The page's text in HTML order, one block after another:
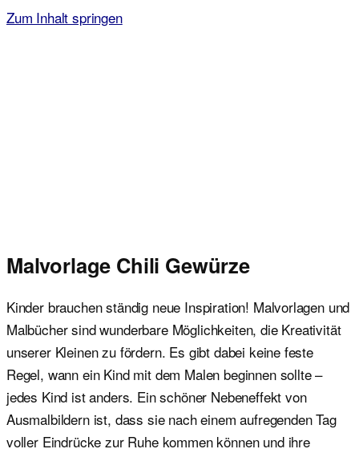
Zum Inhalt springen
Malvorlage Chili Gewürze
Kinder brauchen ständig neue Inspiration! Malvorlagen und
Malbücher sind wunderbare Möglichkeiten, die Kreativität
unserer Kleinen zu fördern. Es gibt dabei keine feste
Regel, wann ein Kind mit dem Malen beginnen sollte –
jedes Kind ist anders. Ein schöner Nebeneffekt von
Ausmalbildern ist, dass sie nach einem aufregenden Tag
voller Eindrücke zur Ruhe kommen können und ihre